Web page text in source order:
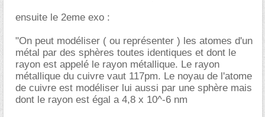
ensuite le 2eme exo :
"On peut modéliser ( ou représenter ) les atomes d'un
métal par des sphères toutes identiques et dont le
rayon est appelé le rayon métallique. Le rayon
métallique du cuivre vaut 117pm. Le noyau de l'atome
de cuivre est modéliser lui aussi par une sphère mais
dont le rayon est égal a 4,8 x 10^-6 nm